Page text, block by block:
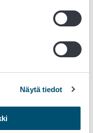
Näytä tiedot
- oikaisee ja